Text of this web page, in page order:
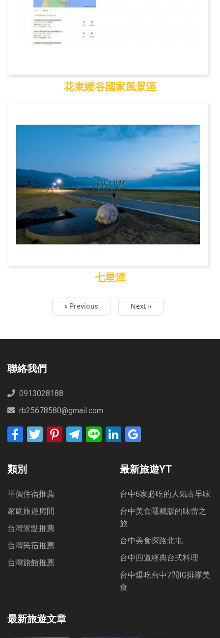
花東縱谷國家風景區
七星潭
七星潭
« Previous Next »
聯絡我們
0913028188
rb25678580@gmail.com
FacebookTwitter PinterestTelegram
Line LinkedIn
類別
平價住宿推薦
家庭旅遊房間
台灣景點推薦
台灣民宿推薦
台灣旅館推薦
最新旅遊文章
最新旅遊YT
台中6家必吃的人氣古早味
台中美食隱藏版的味蕾之
旅
台中美食探路北屯
台中四道經典台式料理
台中爆吃台中7間IG排隊美
食